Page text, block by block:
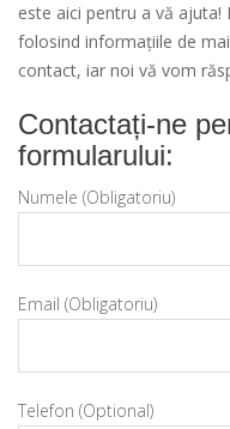
este aici pentru a vă
folosind informațiile de
contact, iar noi vă vom
Contactați-ne
formularului:
Numele (Obligatoriu)
Email (Obligatoriu)
Telefon (Optional)